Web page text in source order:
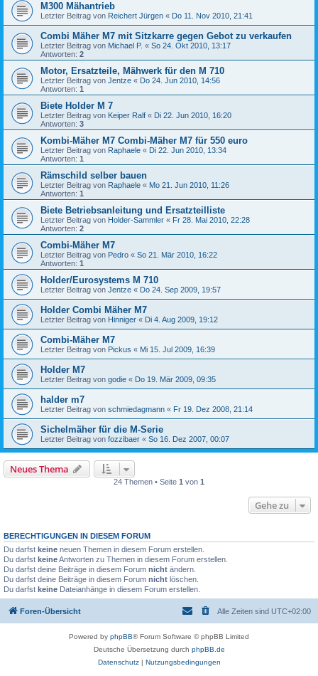
M300 Mähantrieb
Letzter Beitrag von Reichert Jürgen « Do 11. Nov 2010, 21:41
Combi Mäher M7 mit Sitzkarre gegen Gebot zu verkaufen
Letzter Beitrag von Michael P. « So 24. Okt 2010, 13:17
Antworten: 2
Motor, Ersatzteile, Mähwerk für den M 710
Letzter Beitrag von Jentze « Do 24. Jun 2010, 14:56
Antworten: 1
Biete Holder M 7
Letzter Beitrag von Keiper Ralf « Di 22. Jun 2010, 16:20
Antworten: 3
Kombi-Mäher M7 Combi-Mäher M7 für 550 euro
Letzter Beitrag von Raphaele « Di 22. Jun 2010, 13:34
Antworten: 1
Rämschild selber bauen
Letzter Beitrag von Raphaele « Mo 21. Jun 2010, 11:26
Antworten: 1
Biete Betriebsanleitung und Ersatzteilliste
Letzter Beitrag von Holder-Sammler « Fr 28. Mai 2010, 22:28
Antworten: 2
Combi-Mäher M7
Letzter Beitrag von Pedro « So 21. Mär 2010, 16:22
Antworten: 1
Holder/Eurosystems M 710
Letzter Beitrag von Jentze « Do 24. Sep 2009, 19:57
Holder Combi Mäher M7
Letzter Beitrag von Hinniger « Di 4. Aug 2009, 19:12
Combi-Mäher M7
Letzter Beitrag von Pickus « Mi 15. Jul 2009, 16:39
Holder M7
Letzter Beitrag von godie « Do 19. Mär 2009, 09:35
halder m7
Letzter Beitrag von schmiedagmann « Fr 19. Dez 2008, 21:14
Sichelmäher für die M-Serie
Letzter Beitrag von fozzibaer « So 16. Dez 2007, 00:07
Neues Thema
24 Themen • Seite 1 von 1
Gehe zu
BERECHTIGUNGEN IN DIESEM FORUM
Du darfst keine neuen Themen in diesem Forum erstellen.
Du darfst keineAntworten zu Themen in diesem Forum erstellen.
Du darfst deine Beiträge in diesem Forum nicht ändern.
Du darfst deine Beiträge in diesem Forum nicht löschen.
Du darfst keine Dateianhänge in diesem Forum erstellen.
Foren-Übersicht Alle Zeiten sind UTC+02:00
Powered by phpBB® Forum Software © phpBB Limited
Deutsche Übersetzung durch phpBB.de
Datenschutz| Nutzungsbedingungen